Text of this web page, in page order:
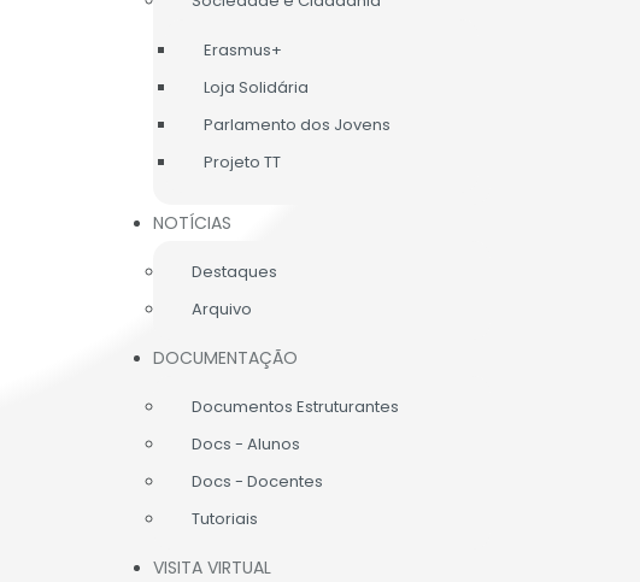
Erasmus+
Loja Solidária
Parlamento dos Jovens
Projeto TT
NOTÍCIAS
Destaques
Arquivo
DOCUMENTAÇÃO
Documentos Estruturantes
Docs - Alunos
Docs - Docentes
Tutoriais
VISITA VIRTUAL